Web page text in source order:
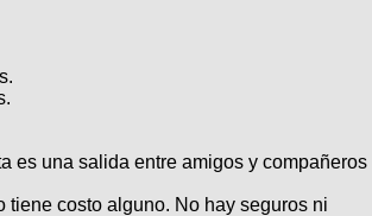
es una salida entre amigos y compañeros
tiene costo alguno. No hay seguros ni